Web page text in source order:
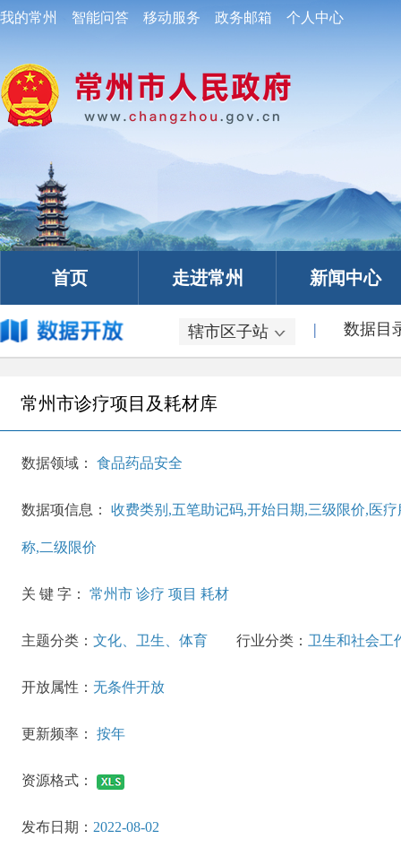
辖市区子站 | 数据目
常州市诊疗项目及耗材库
数据领域： 食品药品安全
数据项信息： 收费类别,五笔助记码,开始日期,三级限价,医
称,二级限价
关 键 字： 常州市 诊疗 项目 耗材
主题分类： 文化、卫生、体育 行业分类： 卫生和社会工
开放属性： 无条件开放
更新频率： 按年
资源格式：
发布日期： 2022-08-02